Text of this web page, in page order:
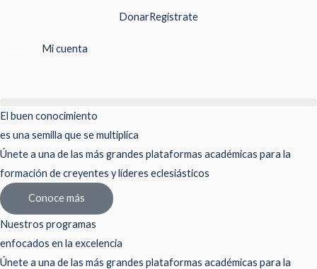
contenido
DonarRegistrate
Mi cuenta
El buen conocimiento
es una semilla que se multiplica
Únete a una de las más grandes plataformas académicas para la
formación de creyentes y líderes eclesiásticos
Conoce más
Nuestros programas
enfocados en la excelencia
Únete a una de las más grandes plataformas académicas para la